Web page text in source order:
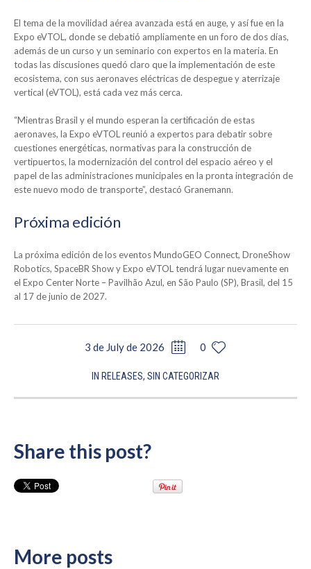
El tema de la movilidad aérea avanzada está en auge, y así fue en la
Expo eVTOL, donde se debatió ampliamente en un foro de dos días,
además de un curso y un seminario con expertos en la materia. En
todas las discusiones quedó claro que la implementación de este
ecosistema, con sus aeronaves eléctricas de despegue y aterrizaje
vertical (eVTOL), está cada vez más cerca.
“Mientras Brasil y el mundo esperan la certificación de estas
aeronaves, la Expo eVTOL reunió a expertos para debatir sobre
cuestiones energéticas, normativas para la construcción de
vertipuertos, la modernización del control del espacio aéreo y el
papel de las administraciones municipales en la pronta integración de
este nuevo modo de transporte”, destacó Granemann.
Próxima edición
La próxima edición de los eventos MundoGEO Connect, DroneShow
Robotics, SpaceBR Show y Expo eVTOL tendrá lugar nuevamente en
el Expo Center Norte – Pavilhão Azul, en São Paulo (SP), Brasil, del 15
al 17 de junio de 2027.
3 de July de 2026 0
IN RELEASES, SIN CATEGORIZAR
Share this post?
More posts